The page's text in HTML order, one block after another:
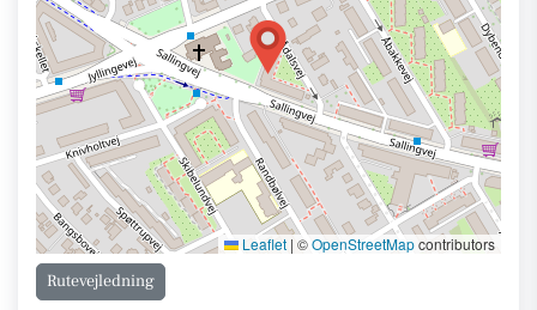
Leaflet | ©OpenStreetMapcontributors
Rutevejledning